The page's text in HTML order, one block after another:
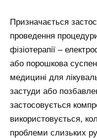
Призначається
проведення
фізіотерапії –
або порошкова
медицині для
застуди або
застосовується
використовується,
проблеми слизьких